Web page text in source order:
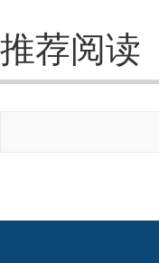
推荐阅读